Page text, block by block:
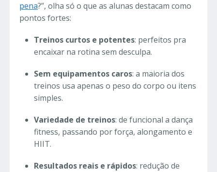
pena?”, olha só o que as alunas destacam como
pontos fortes:
Treinos curtos e potentes: perfeitos pra
encaixar na rotina sem desculpa.
Sem equipamentos caros: a maioria dos
treinos usa apenas o peso do corpo ou itens
simples.
Variedade de treinos: de funcional a dança
fitness, passando por força, alongamento e
HIIT.
Resultados reais e rápidos: redução de